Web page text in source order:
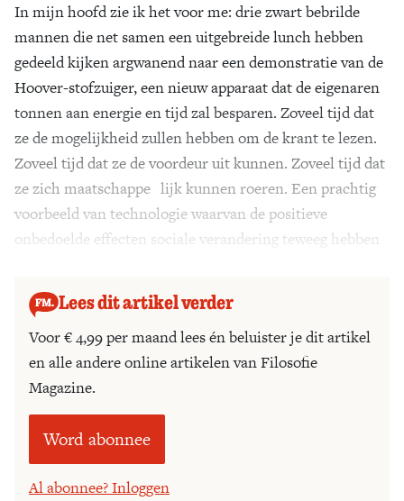
In mijn hoofd zie ik het voor me: drie zwart bebrilde
mannen die net samen een uitgebreide lunch hebben
gedeeld kijken argwanend naar een demonstratie van de
Hoover-stofzuiger, een nieuw apparaat dat de eigenaren
tonnen aan energie en tijd zal besparen. Zoveel tijd dat
ze de mogelijkheid zullen hebben om de krant te lezen.
Zoveel tijd dat ze de voordeur uit kunnen. Zoveel tijd dat
ze zich maatschappe lijk kunnen roeren. Een prachtig
voorbeeld van technologie waarvan de positieve
onbedoelde effecten sociale verandering teweeg hebben
Lees dit artikel verder
Voor € 4,99 per maand lees én beluister je dit artikel
en alle andere online artikelen van Filosofie
Magazine.
Word abonnee
Al abonnee? Inloggen